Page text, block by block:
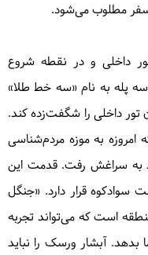
سفر مطلوب می‌شود.
داخلی و در نقطه شروع
پله به نام «سه خط طلا»
داخلی را شگفت‌زده کند.
امروزه به موزه مردم‌شناسی
به سراغش رفت. قدمت این
سوادکوه قرار دارد. «جنگل
است که می‌تواند تجربه
بدهد. آبشار ورسک را نباید